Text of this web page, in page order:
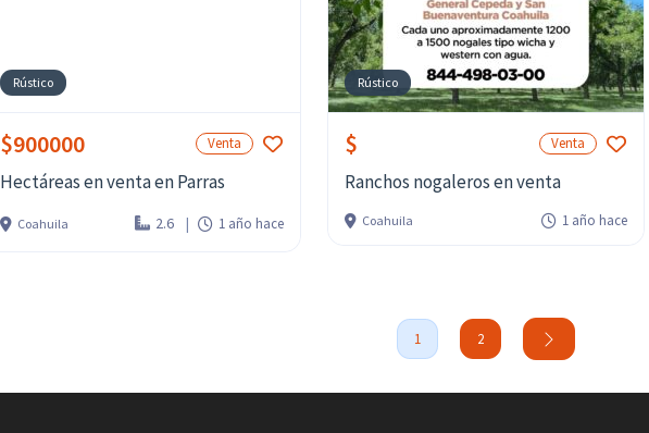
Rústico
$900000 Venta
Hectáreas en venta en Parras
Coahuila 2.6 1 año hace
Rústico
$ Venta
Ranchos nogaleros en venta
Coahuila 1 año hace
1 2